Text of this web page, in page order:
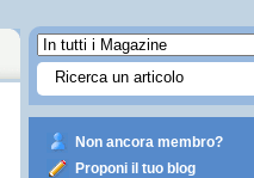
Non ancora membro?
Proponi il tuo blog